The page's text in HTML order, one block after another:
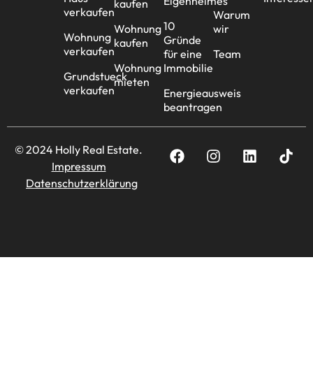
verkaufen
Wohnung
verkaufen
Grundstueck
verkaufen
kaufen
Wohnung
kaufen
Wohnung
mieten
10
Gründe
für eine
Immobilie
Energieausweis
beantragen
Warum
wir
Team
© 2024 Holly Real Estate.
Impressum
Datenschutzerklärung